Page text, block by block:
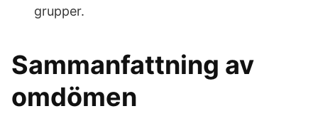
grupper.
Sammanfattning av
omdömen